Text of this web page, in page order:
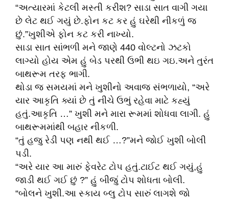
“અત્યારમાં કેટલી મસ્તી કરીશ? સાડા સાત વાગી ગયા
છે લેટ થઈ ગયું છે.ફોન કટ કર હું ઘરેથી નીકળું જ
છું.”ખુશીએ ફોન કટ કરી નાખ્યો.
સાડા સાત સાંભળી મને જાણે 440 વોલ્ટનો ઝટકો
લાગ્યો હોય એમ હું બેડ પરથી ઉભી થઇ ગઇ.અને તુરંત
બાથરૂમ તરફ ભાગી.
થોડા જ સમયમાં મને ખુશીનો અવાજ સંભળાયો, “અરે
યાર આકૃતિ ક્યાં છે તું નીચે ઉભું રહેવા માટે કહ્યું
હતું.આકૃતિ …” ખુશી મને મારા રૂમમાં શોધવા લાગી. હું
બાથરૂમમાંથી બહાર નીકળી.
“તું હજુ રેડી પણ નથી થઈ …?”મને જોઈ ખુશી બોલી
પડી.
“અરે યાર આ મારું ફેવરેટ ટોપ હતું.ટાઈટ થઈ ગયું,હું
જાડી થઈ ગઈ છું ?” હું બીજું ટોપ શોધતા બોલી.
“બોલને ખુશી.આ સ્કાય બ્લુ ટોપ સારું લાગશે જો